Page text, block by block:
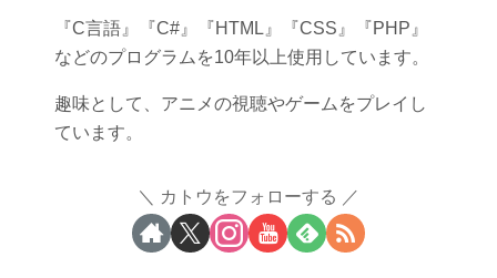
『C言語』『C#』『HTML』『CSS』『PHP』
などのプログラムを10年以上使用しています。
趣味として、アニメの視聴やゲームをプレイし
ています。
カトウをフォローする